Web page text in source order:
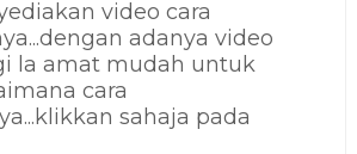
video cara
adanya video
la amat mudah untuk
cara
sahaja pada